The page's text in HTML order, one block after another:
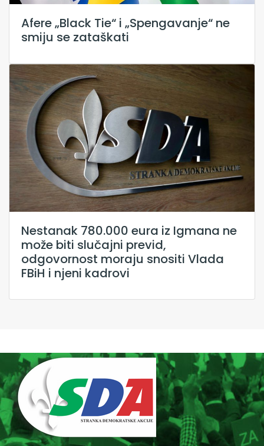
Afere „Black Tie“ i „Spengavanje“ ne
smiju se zataškati
Nestanak 780.000 eura iz Igmana ne
može biti slučajni previd,
odgovornost moraju snositi Vlada
FBiH i njeni kadrovi